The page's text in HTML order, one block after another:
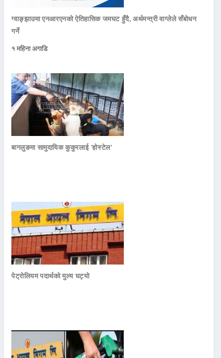
ग्वाङ्झाउमा एनआरएनको ऐतिहासिक जमघट हुँदै, अर्थमन्त्री वाग्लेले सँबोधन
गर्ने
१ महिना अगाडि
बागलुङमा सामुदायिक कुकुरलाई ‘होस्टेल’
पेट्रोलियम पदार्थको मुल्य घट्यो